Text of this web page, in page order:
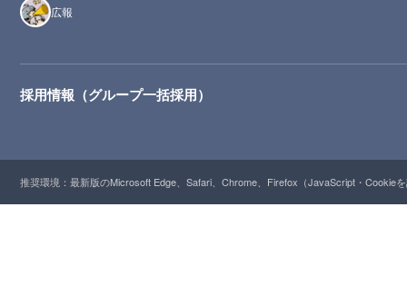
広報
採用情報（グループ一括採用）
推奨環境：最新版のMicrosoft Edge、Safari、Chrome、Firefox（JavaScript・Cookie